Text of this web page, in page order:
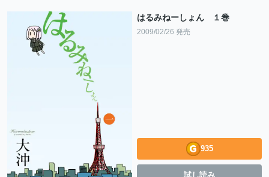
はるみねーしょん １巻
2009/02/26 発売
935
試し読み